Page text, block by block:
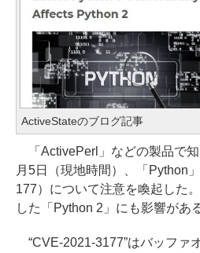
ActiveStateのブログ記事
「ActivePerl」などの製品で
月5日（現地時間）、「Python
177）について注意を喚起した
した「Python 2」にも影響があ
“CVE-2021-3177”はバッファ